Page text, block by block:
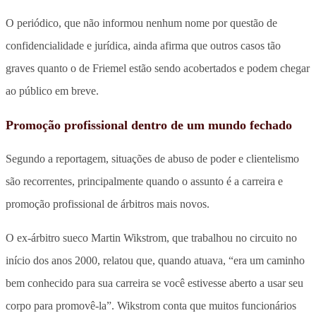
O periódico, que não informou nenhum nome por questão de
confidencialidade e jurídica, ainda afirma que outros casos tão
graves quanto o de Friemel estão sendo acobertados e podem chegar
ao público em breve.
Promoção profissional dentro de um mundo fechado
Segundo a reportagem, situações de abuso de poder e clientelismo
são recorrentes, principalmente quando o assunto é a carreira e
promoção profissional de árbitros mais novos.
O ex-árbitro sueco Martin Wikstrom, que trabalhou no circuito no
início dos anos 2000, relatou que, quando atuava, “era um caminho
bem conhecido para sua carreira se você estivesse aberto a usar seu
corpo para promovê-la”. Wikstrom conta que muitos funcionários